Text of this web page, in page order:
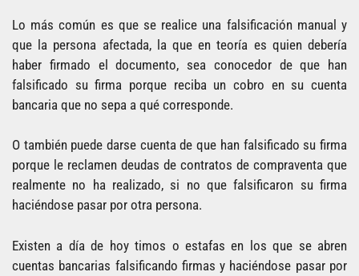
Lo más común es que se realice una falsificación manual y
que la persona afectada, la que en teoría es quien debería
haber firmado el documento, sea conocedor de que han
falsificado su firma porque reciba un cobro en su cuenta
bancaria que no sepa a qué corresponde.
O también puede darse cuenta de que han falsificado su firma
porque le reclamen deudas de contratos de compraventa que
realmente no ha realizado, si no que falsificaron su firma
haciéndose pasar por otra persona.
Existen a día de hoy timos o estafas en los que se abren
cuentas bancarias falsificando firmas y haciéndose pasar por